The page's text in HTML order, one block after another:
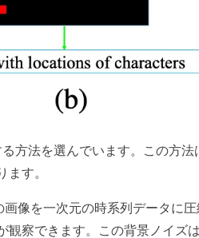
方法を選んでいます。この方法
す。
像を一次元の時系列データに圧
観察できます。この背景ノイズ